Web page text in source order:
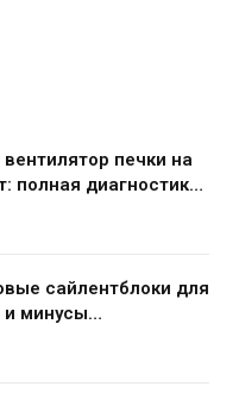
печки на
полная диагностика
сайлентблоки для
минусы